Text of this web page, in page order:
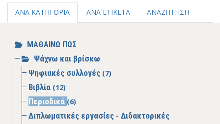
ΑΝΑ ΚΑΤΗΓΟΡΙΑ ΑΝΑ ΕΤΙΚΕΤΑ ΑΝΑΖΗΤΗΣΗ
ΜΑΘΑΙΝΩ ΠΩΣ
Ψάχνω και βρίσκω
Ψηφιακές συλλογές (7)
Βιβλία (12)
Περιοδικά (6)
Διπλωματικές εργασίες - Διδακτορικές